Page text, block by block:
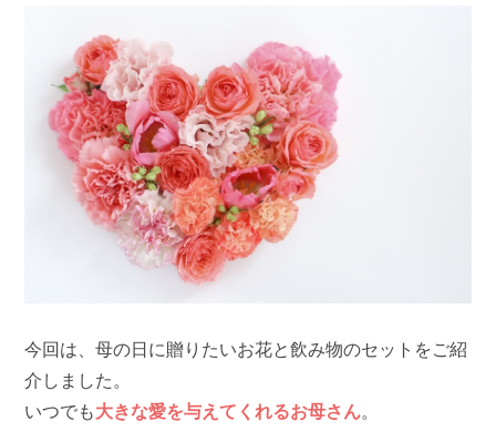
今回は、母の日に贈りたいお花と飲み物のセットをご紹
介しました。
いつでも大きな愛を与えてくれるお母さん。